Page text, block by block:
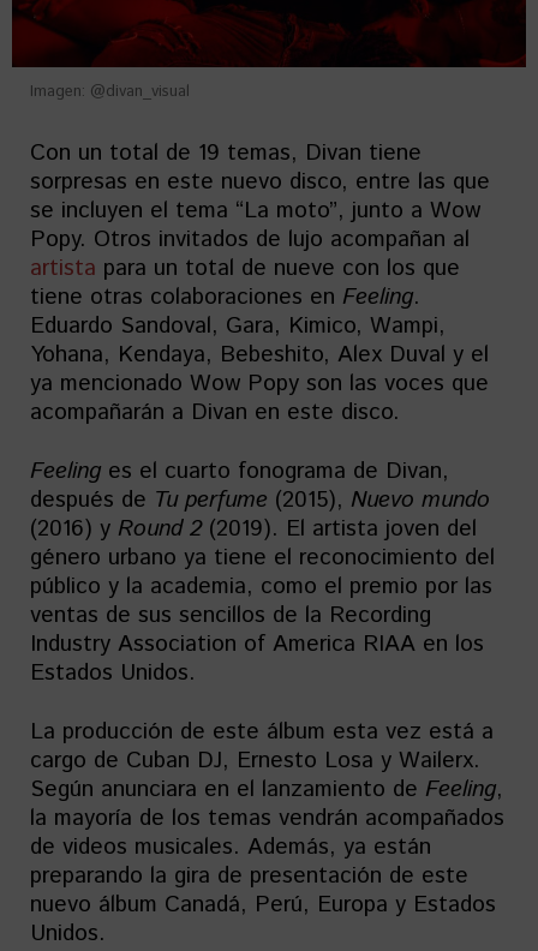
Imagen: @divan_visual
Con un total de 19 temas, Divan tiene
sorpresas en este nuevo disco, entre las que
se incluyen el tema “La moto”, junto a Wow
Popy. Otros invitados de lujo acompañan al
artista para un total de nueve con los que
tiene otras colaboraciones en Feeling.
Eduardo Sandoval, Gara, Kimico, Wampi,
Yohana, Kendaya, Bebeshito, Alex Duval y el
ya mencionado Wow Popy son las voces que
acompañarán a Divan en este disco.
Feeling es el cuarto fonograma de Divan,
después de Tu perfume (2015), Nuevo mundo
(2016) y Round 2(2019). El artista joven del
género urbano ya tiene el reconocimiento del
público y la academia, como el premio por las
ventas de sus sencillos de la Recording
Industry Association of America RIAA en los
Estados Unidos.
La producción de este álbum esta vez está a
cargo de Cuban DJ, Ernesto Losa y Wailerx.
Según anunciara en el lanzamiento de Feeling,
la mayoría de los temas vendrán acompañados
de videos musicales. Además, ya están
preparando la gira de presentación de este
nuevo álbum Canadá, Perú, Europa y Estados
Unidos.